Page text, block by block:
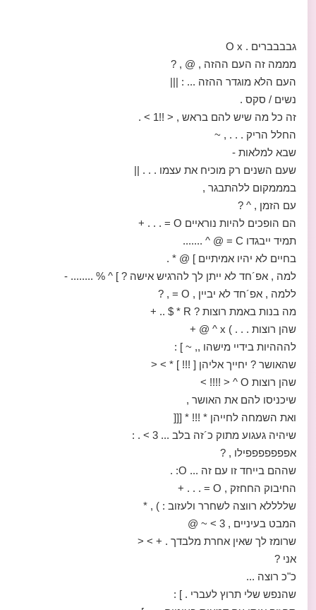
גבבבברים . O x
מממה זה העם ההזה , @ , ?
העם הלא מוגדר ההזה ... : |||
נשים / סקס .
זה כל מה שיש להם בראש , < !!1 > .
החלל הריק . . . , ~
שבא למלאות -
שעם השנים רק מוכיח את עצמו . . . ||
במממקום ללהתבגר ,
עם הזמן , ^ ?
הם הופכים להיות נוראיים O = . . . +
תמיד ייבגדו C = @ ^ .......
בחיים לא יהיו אמיתיים ] @ * .
למה , אפ´חד לא ייתן לך להרגיש אישה ? ] ^ % ........ -
ללמה , אפ´חד לא יביין , O = , ?
מה בנות באמת רוצות ? R * $ .. +
שהן רוצות . . . ) x ^ @ +
להההיות בידיי מישהו ,, ~ ] :
שהאושר ? יחייך אליהן [ !!! ] * > <
שהן רוצות O ^ < !!!! >
שיכניסו להם את האושר ,
ואת השמחה לחייהן * !!! * [[[
שיהיה געגוע מתוק כ´זה בלב ... 3 > . :
אפפפפפפפילו , ?
שההם בייחד זו עם זה ... O: .
החיבוק החחזק , O = . . . +
שללללא רווצה לשחרר ולעזוב : ) , *
המבט בעיניים , 3 > ~ @
שרומז לך שאין אחרת מלבדך . + > <
אני ?
כ"כ רוצה ...
שהנפש שלי תרוץ לעברי . ] :